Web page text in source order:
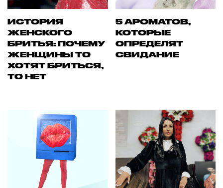
ИСТОРИЯ
ЖЕНСКОГО
БРИТЬЯ: ПОЧЕМУ
ЖЕНЩИНЫ ТО
ХОТЯТ БРИТЬСЯ,
ТО НЕТ
5 АРОМАТОВ,
КОТОРЫЕ
ОПРЕДЕЛЯТ
СВИДАНИЕ